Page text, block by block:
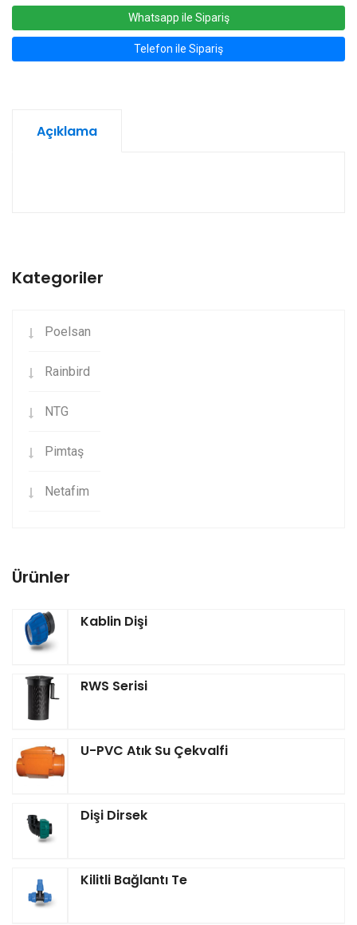
Whatsapp ile Sipariş
Telefon ile Sipariş
Açıklama
Kategoriler
Poelsan
Rainbird
NTG
Pimtaş
Netafim
Ürünler
Kablin Dişi
RWS Serisi
U-PVC Atık Su Çekvalfi
Dişi Dirsek
Kilitli Bağlantı Te